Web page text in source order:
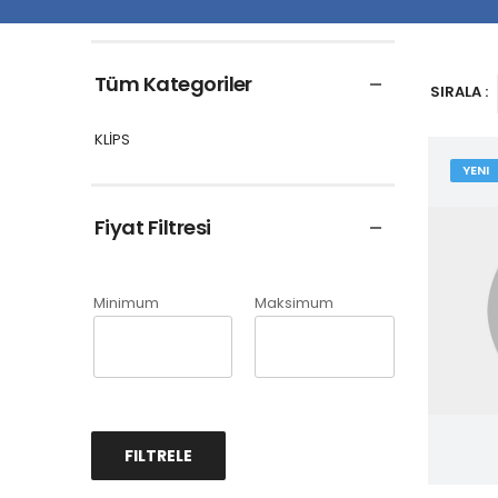
Tüm Kategoriler
KLİPS
Fiyat Filtresi
Minimum Maksimum
FILTRELE
SIRALA :
YENI